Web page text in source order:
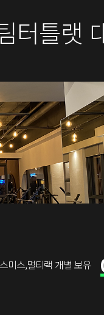
터틀랫
미스,멀티랙 개별 보유